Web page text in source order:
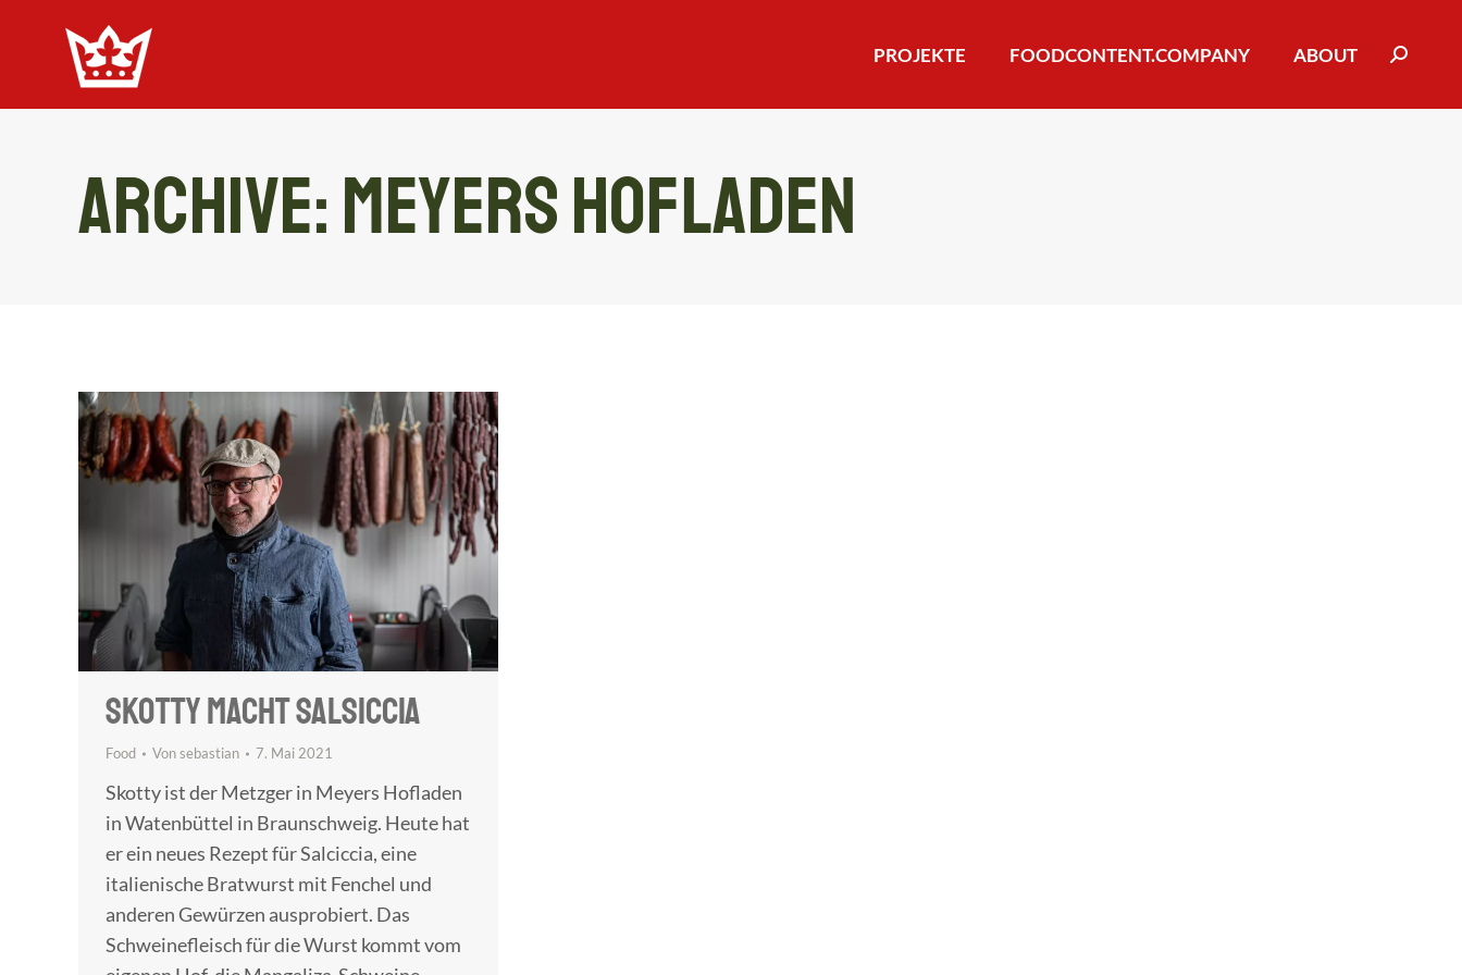
PROJEKTE FOODCONTENT.COMPANY ABOUT Suchen:
Archive:Meyers Hofladen
SKOTTY MACHT SALSICCIA
Food Vonsebastian 7. Mai 2021
Skotty ist der Metzger in Meyers Hofladen
in Watenbüttel in Braunschweig. Heute hat
er ein neues Rezept für Salciccia, eine
italienische Bratwurst mit Fenchel und
anderen Gewürzen ausprobiert. Das
Schweinefleisch für die Wurst kommt vom
PROJEKTE FOODCONTENT.COMPANY ABOUT Suchen: